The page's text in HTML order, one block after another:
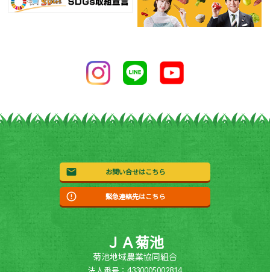
お問い合せはこちら
緊急連絡先はこちら
ＪＡ菊池
菊池地域農業協同組合